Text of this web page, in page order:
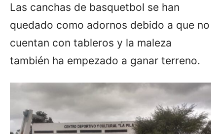
Las canchas de basquetbol se han
quedado como adornos debido a que no
cuentan con tableros y la maleza
también ha empezado a ganar terreno.